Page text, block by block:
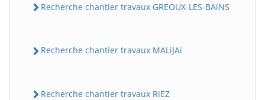
Recherche chantier travaux GREOUX-LES-BAiNS
Recherche chantier travaux MALiJAi
Recherche chantier travaux RiEZ